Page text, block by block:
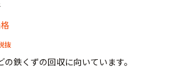
抜
鉄くずの回収に向いています。